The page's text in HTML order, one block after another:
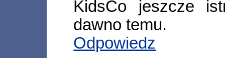
KidsCo jeszcze
dawno temu.
Odpowiedz